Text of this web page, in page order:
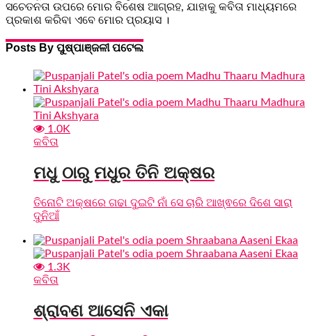
ସଚେତନତା ଉପରେ ମୋର ବିଶେଷ ଆଗ୍ରହ, ଯାହାକୁ କବିତା ମାଧ୍ୟମରେ
ପ୍ରକାଶ କରିବା ଏବେ ମୋର ପ୍ରୟାସ ।
Posts By ପୁଷ୍ପାଞ୍ଜଳୀ ପଟେଲ
1.0K
କବିତା
ମଧୁ ଠାରୁ ମଧୁର ତିନି ଅକ୍ଷର
ତିନୋଟି ଅକ୍ଷରେ ଗଢା ଦୁଇଟି ନାଁ ସେ ଚାରି ଆଖ୍ଵରେ ଦିଶେ ସାରା
ଦୁନିଆଁ
1.3K
କବିତା
ଶ୍ରାବଣ ଆସେନି ଏକା